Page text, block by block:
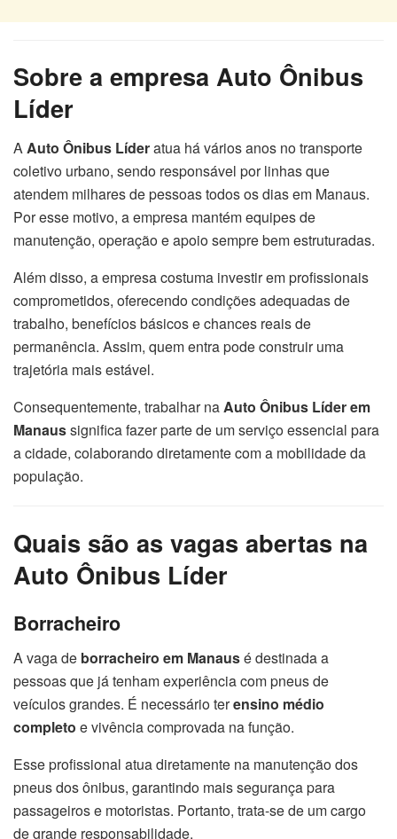
Sobre a empresa Auto Ônibus
Líder
AAuto Ônibus Líderatua há vários anos no transporte
coletivo urbano, sendo responsável por linhas que
atendem milhares de pessoas todos os dias em Manaus.
Por esse motivo, a empresa mantém equipes de
manutenção, operação e apoio sempre bem estruturadas.
Além disso, a empresa costuma investir em profissionais
comprometidos, oferecendo condições adequadas de
trabalho, benefícios básicos e chances reais de
permanência. Assim, quem entra pode construir uma
trajetória mais estável.
Consequentemente, trabalhar naAuto Ônibus Líder em
Manaussignifica fazer parte de um serviço essencial para
a cidade, colaborando diretamente com a mobilidade da
população.
Quais são as vagas abertas na
Auto Ônibus Líder
Borracheiro
A vaga de borracheiro em Manausé destinada a
pessoas que já tenham experiência com pneus de
veículos grandes. É necessário terensino médio
completo e vivência comprovada na função.
Esse profissional atua diretamente na manutenção dos
pneus dos ônibus, garantindo mais segurança para
passageiros e motoristas. Portanto, trata-se de um cargo
de grande responsabilidade.